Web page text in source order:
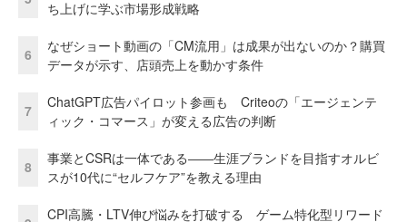
ち上げに学ぶ市場形成戦略
6
なぜショート動画の「CM流用」は成果が出ないのか？購買
データが示す、店頭売上を動かす条件
7
ChatGPT広告パイロット参画も Criteoの「エージェンテ
ィック・コマース」が変える広告の判断
8
事業とCSRは一体である――生涯ブランドを目指すオルビ
スが10代に“セルフケア”を教える理由
CPI高騰・LTV伸び悩みを打破する ゲーム特化型リワード